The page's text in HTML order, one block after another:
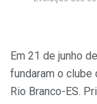
Em 21 de junho
fundaram o clube
Rio Branco-ES.